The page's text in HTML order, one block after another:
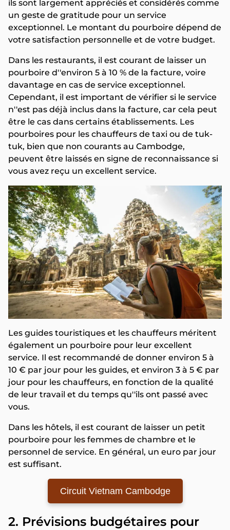
ils sont largement appréciés et considérés comme
un geste de gratitude pour un service
exceptionnel. Le montant du pourboire dépend de
votre satisfaction personnelle et de votre budget.
Dans les restaurants, il est courant de laisser un
pourboire d''environ 5 à 10 % de la facture, voire
davantage en cas de service exceptionnel.
Cependant, il est important de vérifier si le service
n''est pas déjà inclus dans la facture, car cela peut
être le cas dans certains établissements. Les
pourboires pour les chauffeurs de taxi ou de tuk-
tuk, bien que non courants au Cambodge,
peuvent être laissés en signe de reconnaissance si
vous avez reçu un excellent service.
Les guides touristiques et les chauffeurs méritent
également un pourboire pour leur excellent
service. Il est recommandé de donner environ 5 à
10 € par jour pour les guides, et environ 3 à 5 € par
jour pour les chauffeurs, en fonction de la qualité
de leur travail et du temps qu''ils ont passé avec
vous.
Dans les hôtels, il est courant de laisser un petit
pourboire pour les femmes de chambre et le
personnel de service. En général, un euro par jour
est suffisant.
Circuit Vietnam Cambodge
2. Prévisions budgétaires pour